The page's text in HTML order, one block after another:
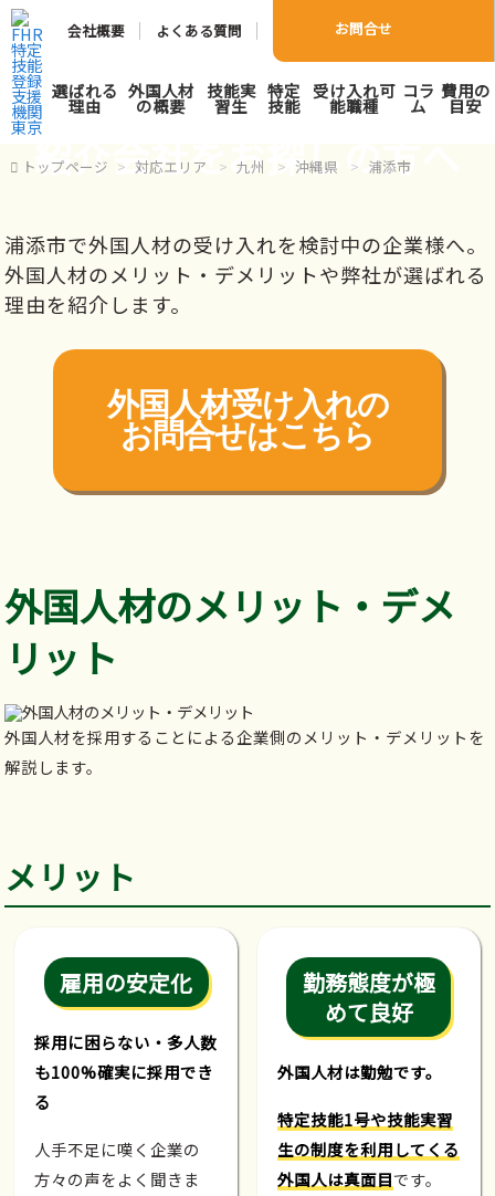
会社概要 よくある質問 お問合せ
選ばれる
理由
外国人材
の概要
技能実
習生
特定
技能
受け入れ可
能職種
コラ
ム
費用の
目安
浦添市で外国人人材派遣･
紹介会社をお探しの方へ
トップページ 対応エリア 九州 沖縄県 浦添市
浦添市で外国人材の受け入れを検討中の企業様へ。
外国人材のメリット・デメリットや弊社が選ばれる
理由を紹介します。
外国人材受け入れの
お問合せはこちら
外国人材のメリット・デメ
リット
外国人材を採用することによる企業側のメリット・デメリットを
解説します。
メリット
雇用の安定化
採用に困らない・多人数
も100%確実に採用でき
る
人手不足に嘆く企業の
方々の声をよく聞きま
勤務態度が極
めて良好
外国人材は勤勉です。
特定技能1号や技能実習
生の制度を利用してくる
外国人は真面目です。